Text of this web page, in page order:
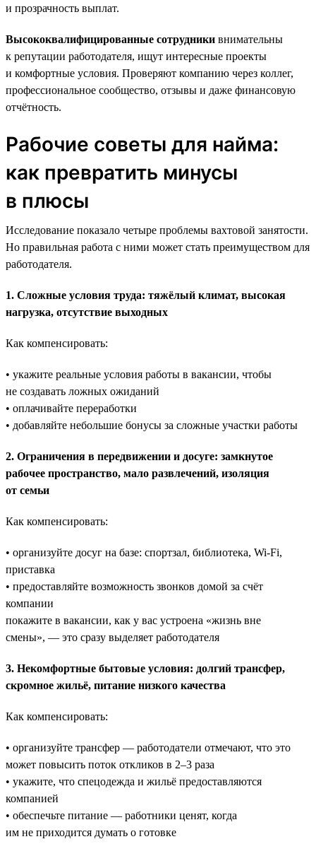
и прозрачность выплат.
Высококвалифицированные сотрудники внимательны
к репутации работодателя, ищут интересные проекты
и комфортные условия. Проверяют компанию через коллег,
профессиональное сообщество, отзывы и даже финансовую
отчётность.
Рабочие советы для найма:
как превратить минусы
в плюсы
Исследование показало четыре проблемы вахтовой занятости.
Но правильная работа с ними может стать преимуществом для
работодателя.
1. Сложные условия труда: тяжёлый климат, высокая
нагрузка, отсутствие выходных
Как компенсировать:
• укажите реальные условия работы в вакансии, чтобы
не создавать ложных ожиданий
• оплачивайте переработки
• добавляйте небольшие бонусы за сложные участки работы
2. Ограничения в передвижении и досуге: замкнутое
рабочее пространство, мало развлечений, изоляция
от семьи
Как компенсировать:
• организуйте досуг на базе: спортзал, библиотека, Wi-Fi,
приставка
• предоставляйте возможность звонков домой за счёт
компании
покажите в вакансии, как у вас устроена «жизнь вне
смены», — это сразу выделяет работодателя
3. Некомфортные бытовые условия: долгий трансфер,
скромное жильё, питание низкого качества
Как компенсировать:
• организуйте трансфер — работодатели отмечают, что это
может повысить поток откликов в 2–3 раза
• укажите, что спецодежда и жильё предоставляются
компанией
• обеспечьте питание — работники ценят, когда
им не приходится думать о готовке